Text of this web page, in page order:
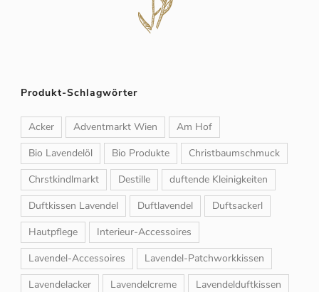
Produkt-Schlagwörter
Acker Adventmarkt Wien
Am Hof
Bio Lavendelöl
Bio Produkte
Christbaumschmuck
Chrstkindlmarkt
Destille
duftende Kleinigkeiten
Duftkissen Lavendel
Duftlavendel
Duftsackerl
Hautpflege
Interieur-Accessoires
Lavendel-Accessoires
Lavendel-Patchworkkissen
Lavendelacker
Lavendelcreme
Lavendelduftkissen